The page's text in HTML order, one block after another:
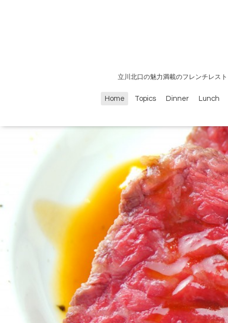
立川北口の魅力満載のフレンチレス
Home Topics Dinner Lunch